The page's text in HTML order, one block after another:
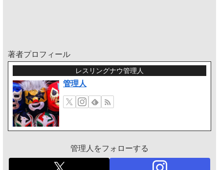
著者プロフィール
レスリングナウ管理人
管理人
管理人をフォローする